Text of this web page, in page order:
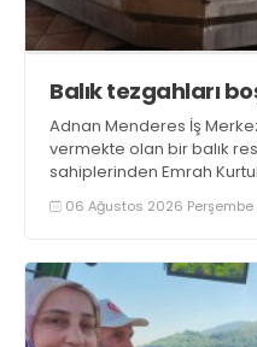
Balık tezgahları
Adnan Menderes İş
vermekte olan bir balık
sahiplerinden Emrah
tezgahlarda taze balık
boyunca tezgahlarda taze
06 Ağustos 2026 Perşembe